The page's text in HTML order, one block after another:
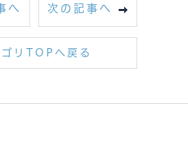
へ 次の記事へ
リTOPへ戻る